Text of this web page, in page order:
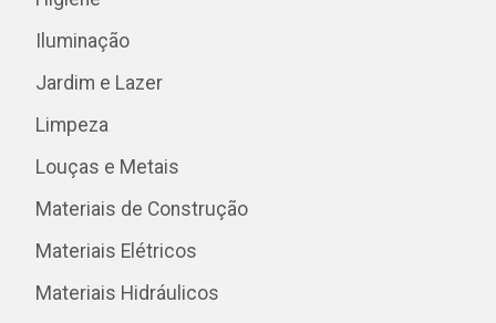
Iluminação
Jardim e Lazer
Limpeza
Louças e Metais
Materiais de Construção
Materiais Elétricos
Materiais Hidráulicos